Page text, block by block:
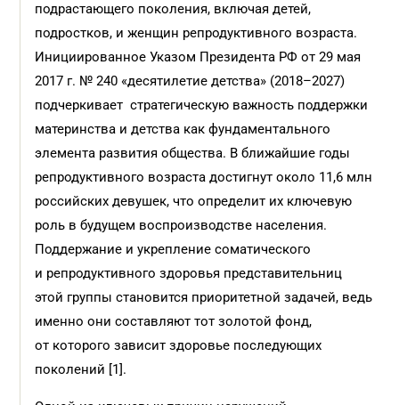
подрастающего поколения, включая детей,
подростков, и женщин репродуктивного возраста.
Инициированное Указом Президента РФ от 29 мая
2017 г. № 240 «десятилетие детства» (2018–2027)
подчеркивает стратегическую важность поддержки
материнства и детства как фундаментального
элемента развития общества. В ближайшие годы
репродуктивного возраста достигнут около 11,6 млн
российских девушек, что определит их ключевую
роль в будущем воспроизводстве населения.
Поддержание и укрепление соматического
и репродуктивного здоровья представительниц
этой группы становится приоритетной задачей, ведь
именно они составляют тот золотой фонд,
от которого зависит здоровье последующих
поколений [1].